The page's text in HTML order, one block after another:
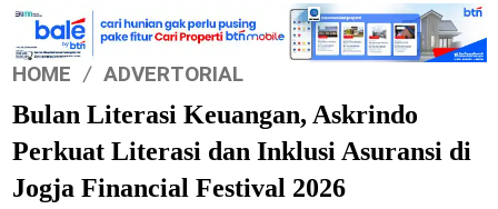
HOME ADVERTORIAL
Bulan Literasi Keuangan, Askrindo
Perkuat Literasi dan Inklusi Asuransi di
Jogja Financial Festival 2026